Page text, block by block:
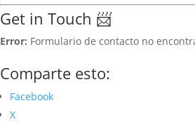
Get in Touch 📨
Error: Formulario de contacto no
Comparte esto:
Facebook
X